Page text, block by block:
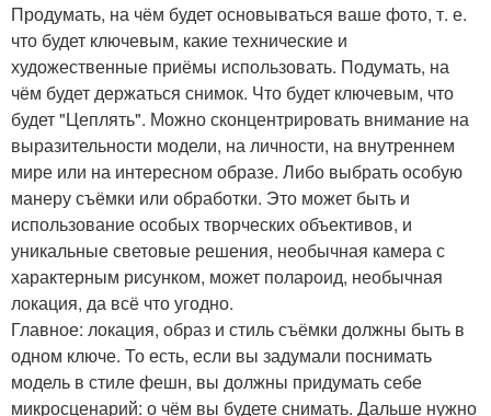
Продумать, на чём будет основываться ваше фото, т. е.
что будет ключевым, какие технические и
художественные приёмы использовать. Подумать, на
чём будет держаться снимок. Что будет ключевым, что
будет "Цеплять". Можно сконцентрировать внимание на
выразительности модели, на личности, на внутреннем
мире или на интересном образе. Либо выбрать особую
манеру съёмки или обработки. Это может быть и
использование особых творческих объективов, и
уникальные световые решения, необычная камера с
характерным рисунком, может полароид, необычная
локация, да всё что угодно.
Главное: локация, образ и стиль съёмки должны быть в
одном ключе. То есть, если вы задумали поснимать
модель в стиле фешн, вы должны придумать себе
микросценарий: о чём вы будете снимать. Дальше нужно